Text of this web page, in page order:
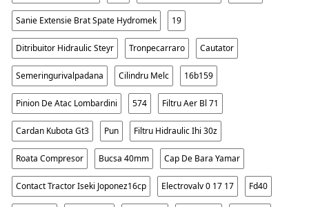
Sanie Extensie Brat Spate Hydromek 19
Ditribuitor Hidraulic Steyr Tronpecarraro Cautator
Semeringurivalpadana Cilindru Melc 16b159
Pinion De Atac Lombardini 574 Filtru Aer Bl 71
Cardan Kubota Gt3 Pun Filtru Hidraulic Ihi 30z
Roata Compresor Bucsa 40mm Cap De Bara Yamar
Contact Tractor Iseki Joponez16cp Electrovalv 0 17 17 Fd40